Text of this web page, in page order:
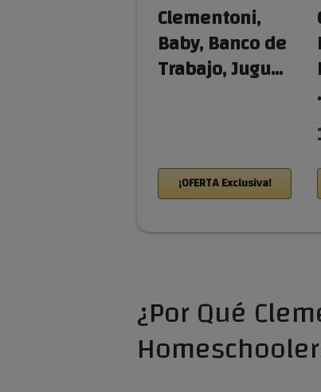
Clementoni,
Baby, Banco de
Trabajo, Jugu…
¡OFERTA Exclusiva!
¿Por Qué